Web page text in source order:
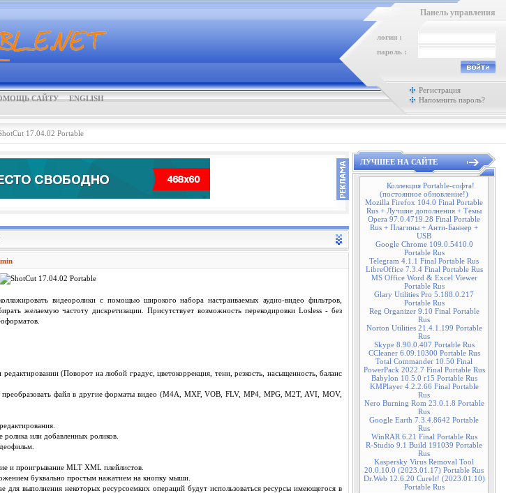
САЙТУ ENGLISH
Панель управления
логин :
пароль :
Регистрация
Напомнить пароль?
17.04.02 Portable
видеоролики с помощью широкого набора настраиваемых аудио-видео фильтров,
желаемую частоту дискретизации. Присутствует возможность перекодировки Losless - без
(Поворот на любой градус, цветокоррекция, тени, резкость, насыщенность, баланс
преобразовать файл в другие форматы видео (M4A, MXF, VOB, FLV, MP4, MPG, M2T, AVI, MOV,
ролика или добавленных роликов.
и проигрывание MLT XML плейлистов.
буквально простым нажатием на кнопку мыши.
для выполнения некоторых ресурсоемких операций будут использоваться ресурсы имеющегося в
ЛУЧШЕЕ НА САЙТЕ
Коллекция Portable-софта!
(постоянное обновление!)
Mozilla Firefox 104.0 Final Portable
Rus + Лучшие дополнения + Темы
Opera 97.0.4719.28 Final Portable
Rus + Плагины + Анти-Баннер +
USB
Google Chrome 109.0.5410.0
Portable Rus
Telegram 4.1.1 Final Portable Rus
LibreOffice 7.3.4 Final Portable Rus
MS Office Word & Excel Viewer
Portable Rus
Glary Utilities Pro 5.188.0.217
Portable Rus
Reg Organizer 9.10 Final Portable
Rus
Norton Utilities 21.4.1.199 Portable
Rus
Skype 8.90.0.407 Portable Rus
CCleaner 6.09.10300 Portable Rus
Total Commander 10.50 Final
PowerPack 2022.7 Final Portable Rus
Babylon 10.5.0 r15 Portable Rus
KMPlayer 4.2.2.66 Final Portable
Rus
Nero Burning Rom 23.0.1.8 Portable
Rus
Google Earth 7.3.4.8642 Portable
Rus
WinRAR 6.21 Final Portable Rus
R-Studio 9.1 Build 191039 Portable
Rus
Kaspersky Virus Removal Tool
20.0.10.0 (2023.01.17) Portable Rus
Dr.Web 12.6.20 CureIt! (2023.01.10)
Portable Rus